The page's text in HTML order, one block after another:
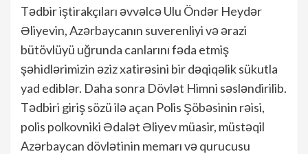
Tədbir iştirakçıları əvvəlcə Ulu Öndər Heydər
Əliyevin, Azərbaycanın suverenliyi və ərazi
bütövlüyü uğrunda canlarını fəda etmiş
şəhidlərimizin əziz xatirəsini bir dəqiqəlik sükutla
yad ediblər. Daha sonra Dövlət Himni səsləndirilib.
Tədbiri giriş sözü ilə açan Polis Şöbəsinin rəisi,
polis polkovniki Ədalət Əliyev müasir, müstəqil
Azərbaycan dövlətinin memarı və qurucusu